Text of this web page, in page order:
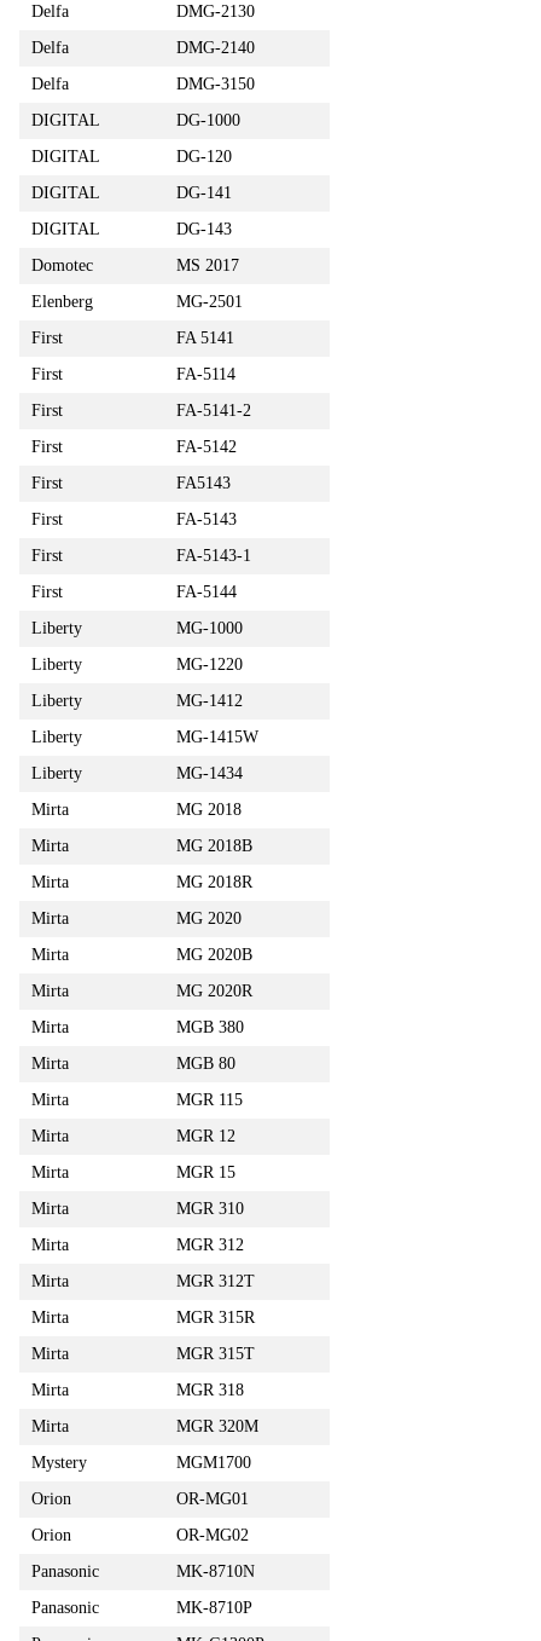
Delfa
DMG-2130
Delfa
DMG-2140
Delfa
DMG-3150
DIGITAL
DG-1000
DIGITAL
DG-120
DIGITAL
DG-141
DIGITAL
DG-143
Domotec
MS 2017
Elenberg
MG-2501
First
FA 5141
First
FA-5114
First
FA-5141-2
First
FA-5142
First
FA5143
First
FA-5143
First
FA-5143-1
First
FA-5144
Liberty
MG-1000
Liberty
MG-1220
Liberty
MG-1412
Liberty
MG-1415W
Liberty
MG-1434
Mirta
MG 2018
Mirta
MG 2018B
Mirta
MG 2018R
Mirta
MG 2020
Mirta
MG 2020B
Mirta
MG 2020R
Mirta
MGB 380
Mirta
MGB 80
Mirta
MGR 115
Mirta
MGR 12
Mirta
MGR 15
Mirta
MGR 310
Mirta
MGR 312
Mirta
MGR 312T
Mirta
MGR 315R
Mirta
MGR 315T
Mirta
MGR 318
Mirta
MGR 320М
Mystery
MGM1700
Orion
OR-MG01
Orion
OR-MG02
Panasonic
MK-8710N
Panasonic
MK-8710P